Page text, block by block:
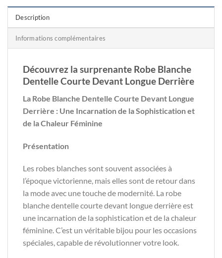
Description
Informations complémentaires
Découvrez la surprenante Robe Blanche
Dentelle Courte Devant Longue Derrière
La Robe Blanche Dentelle Courte Devant Longue
Derrière : Une Incarnation de la Sophistication et
de la Chaleur Féminine
Présentation
Les robes blanches sont souvent associées à
l’époque victorienne, mais elles sont de retour dans
la mode avec une touche de modernité. La robe
blanche dentelle courte devant longue derrière est
une incarnation de la sophistication et de la chaleur
féminine. C’est un véritable bijou pour les occasions
spéciales, capable de révolutionner votre look.